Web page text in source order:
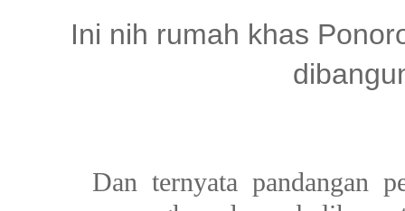
Ini nih rumah khas
Dan ternyata pandangan